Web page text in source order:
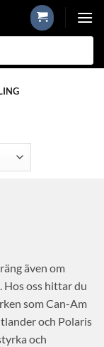
även om
Hos oss hittar du
som Can-Am
och Polaris
och